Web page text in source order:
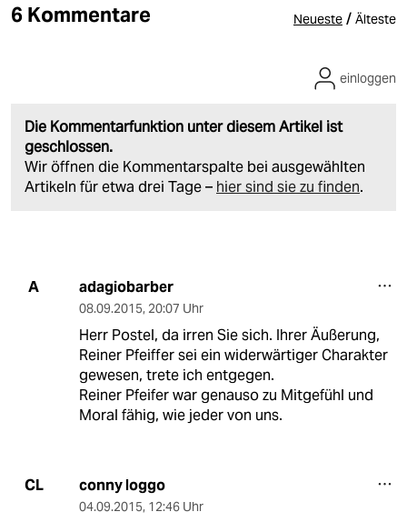
6 Kommentare Neueste / Älteste
Die Kommentarfunktion unter diesem Artikel ist
geschlossen.
Wir öffnen die Kommentarspalte bei ausgewählten
Artikeln für etwa drei Tage – hier sind sie zu finden.
einloggen
A adagiobarber
08.09.2015, 20:07 Uhr
Herr Postel, da irren Sie sich. Ihrer Äußerung,
Reiner Pfeiffer sei ein widerwärtiger Charakter
gewesen, trete ich entgegen.
Reiner Pfeifer war genauso zu Mitgefühl und
Moral fähig, wie jeder von uns.
CL conny loggo
04.09.2015, 12:46 Uhr